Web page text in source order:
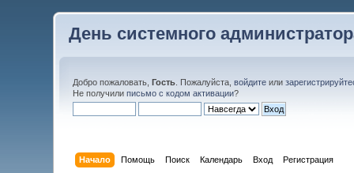
День системного
Добро пожаловать,Гость . Пожалуйста,войдите или
Не получилиписьмо с кодом активации?
Начало Помощь Поиск Календарь Вход Регистрация